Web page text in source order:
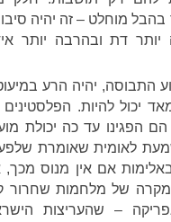
מוחלט – זה יהיה
דת ובהרבה יותר
התבוסה, יהיה הרע
יכול להיות. הפלסטינים
הפגינו עד כה יכולת
לאומית שאומרת
אם אין מנוס מכך,
של מלחמות שחרור
– שהעריצות